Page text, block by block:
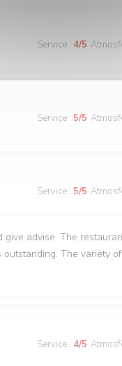
Service : 4/5
Service : 5/5
Service : 5/5
advise. The
The variety
Service : 4/5